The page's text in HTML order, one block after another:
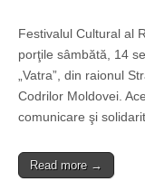
Festivalul Cultural al
porţile sâmbătă, 14
„Vatra”, din raionul
Codrilor Moldovei.
comunicare şi
Read more →